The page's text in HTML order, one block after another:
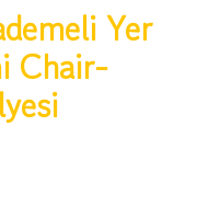
Yer
Chair-